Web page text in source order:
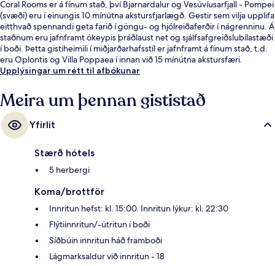
Coral Rooms er á fínum stað, því Bjarnardalur og Vesúvíusarfjall - Pompei
(svæði) eru í einungis 10 mínútna akstursfjarlægð. Gestir sem vilja upplifa
eitthvað spennandi geta farið í göngu- og hjólreiðaferðir í nágrenninu. Á
staðnum eru jafnframt ókeypis þráðlaust net og sjálfsafgreiðslubílastæði
í boði. Þetta gistiheimili í miðjarðarhafsstíl er jafnframt á fínum stað, t.d.
eru Oplontis og Villa Poppaea í innan við 15 mínútna akstursfæri.
Upplýsingar um rétt til afbókunar
Meira um þennan gististað
Yfirlit
Stærð hótels
5 herbergi
Koma/brottför
Innritun hefst: kl. 15:00. Innritun lýkur: kl. 22:30
Flýtiinnritun/-útritun í boði
Síðbúin innritun háð framboði
Lágmarksaldur við innritun - 18